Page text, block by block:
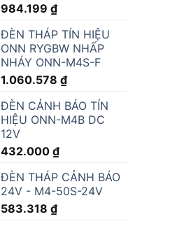
984.199 ₫
ĐÈN THÁP TÍN HIỆU
ONN RYGBW NHẤP
NHÁY ONN-M4S-F
1.060.578 ₫
ĐÈN CẢNH BÁO TÍN
HIỆU ONN-M4B DC
12V
432.000 ₫
ĐÈN THÁP CẢNH BÁO
24V - M4-50S-24V
583.318 ₫